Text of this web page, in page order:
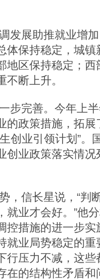
展助推就业增加
体保持稳定，城
地区保持稳定；
断上升。
完善。今年上半
的政策措施，拓
创业引领计划”。
创业政策落实情
信长星说，“判
就业才会好。”他
控措施的进一步
就业局势稳定的
行压力不减，这
在的结构性矛盾